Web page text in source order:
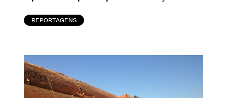
REPORTAGENS